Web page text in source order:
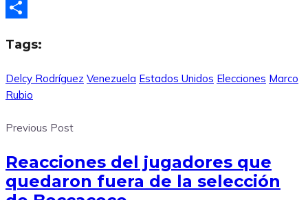
X
Tags:
Delcy Rodríguez Venezuela Estados Unidos Elecciones Marco
Rubio
Previous Post
Reacciones del jugadores que
quedaron fuera de la selección